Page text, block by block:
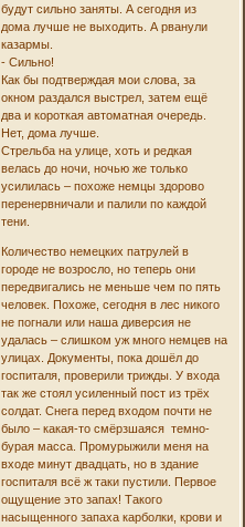
будут сильно заняты. А сегодня из
дома лучше не выходить. А рванули
казармы.
- Сильно!
Как бы подтверждая мои слова, за
окном раздался выстрел, затем ещё
два и короткая автоматная очередь.
Нет, дома лучше.
Стрельба на улице, хоть и редкая
велась до ночи, ночью же только
усилилась – похоже немцы здорово
перенервничали и палили по каждой
тени.
Количество немецких патрулей в
городе не возросло, но теперь они
передвигались не меньше чем по пять
человек. Похоже, сегодня в лес никого
не погнали или наша диверсия не
удалась – слишком уж много немцев на
улицах. Документы, пока дошёл до
госпиталя, проверили трижды. У входа
так же стоял усиленный пост из трёх
солдат. Снега перед входом почти не
было – какая-то смёрзшаяся темно-
бурая масса. Промурыжили меня на
входе минут двадцать, но в здание
госпиталя всё ж таки пустили. Первое
ощущение это запах! Такого
насыщенного запаха карболки, крови и